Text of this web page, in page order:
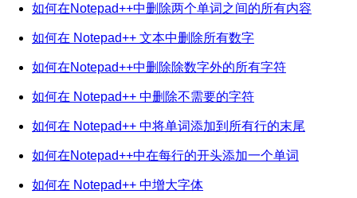
如何在Notepad++中删除两个单词之间的所有内容
如何在 Notepad++ 文本中删除所有数字
如何在Notepad++中删除除数字外的所有字符
如何在 Notepad++ 中删除不需要的字符
如何在 Notepad++ 中将单词添加到所有行的末尾
如何在Notepad++中在每行的开头添加一个单词
如何在 Notepad++ 中增大字体